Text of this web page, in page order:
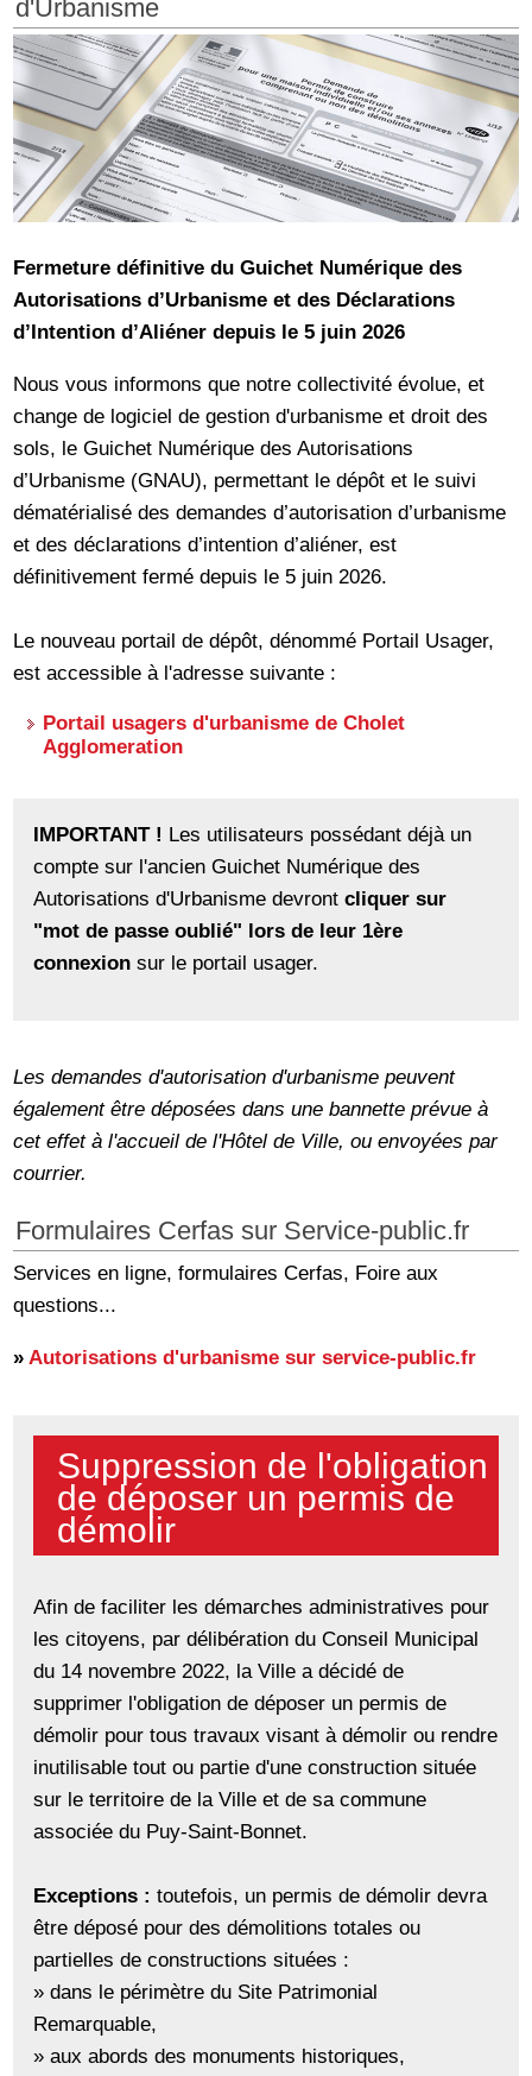
d'Urbanisme
Fermeture définitive du Guichet Numérique des
Autorisations d’Urbanisme et des Déclarations
d’Intention d’Aliéner depuis le 5 juin 2026
Nous vous informons que notre collectivité évolue, et
change de logiciel de gestion d'urbanisme et droit des
sols, le Guichet Numérique des Autorisations
d’Urbanisme (GNAU), permettant le dépôt et le suivi
dématérialisé des demandes d’autorisation d’urbanisme
et des déclarations d’intention d’aliéner, est
définitivement fermé depuis le 5 juin 2026.
Le nouveau portail de dépôt, dénommé Portail Usager,
est accessible à l'adresse suivante :
Portail usagers d'urbanisme de Cholet
Agglomeration
IMPORTANT ! Les utilisateurs possédant déjà un
compte sur l'ancien Guichet Numérique des
Autorisations d'Urbanisme devrontcliquer sur
"mot de passe oublié" lors de leur 1ère
connexion sur le portail usager.
Les demandes d'autorisation d'urbanisme peuvent
également être déposées dans une bannette prévue à
cet effet à l'accueil de l'Hôtel de Ville, ou envoyées par
courrier.
Formulaires Cerfas sur Service-public.fr
Services en ligne, formulaires Cerfas, Foire aux
questions...
»Autorisations d'urbanisme sur service-public.fr
Suppression de l'obligation
de déposer un permis de
démolir
Afin de faciliter les démarches administratives pour
les citoyens, par délibération du Conseil Municipal
du 14 novembre 2022, la Ville a décidé de
supprimer l'obligation de déposer un permis de
démolir pour tous travaux visant à démolir ou rendre
inutilisable tout ou partie d'une construction située
sur le territoire de la Ville et de sa commune
associée du Puy-Saint-Bonnet.
Exceptions :toutefois, un permis de démolir devra
être déposé pour des démolitions totales ou
partielles de constructions situées :
» dans le périmètre du Site Patrimonial
Remarquable,
» aux abords des monuments historiques,